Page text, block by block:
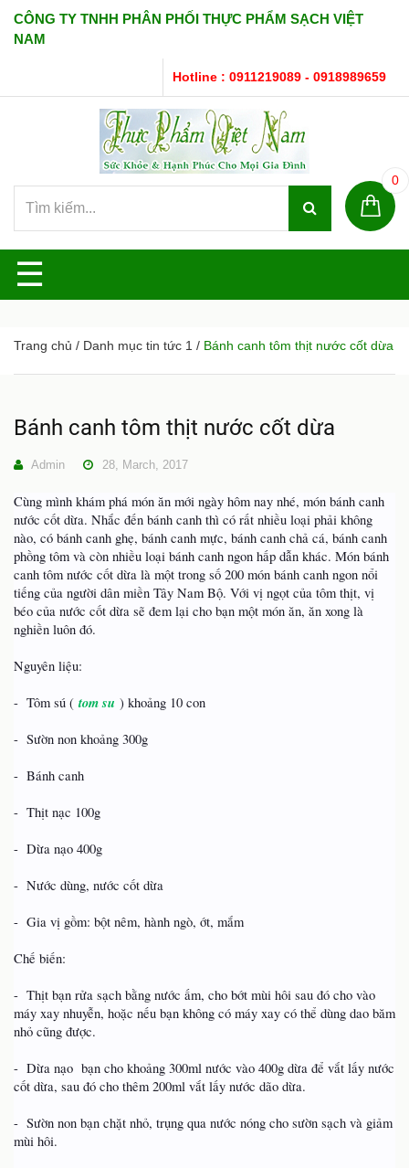
CÔNG TY TNHH PHÂN PHỐI THỰC PHẨM SẠCH VIỆT
NAM
Hotline : 0911219089 - 0918989659
0
☰
Trang chủ / Danh mục tin tức 1 / Bánh canh tôm thịt nước cốt dừa
Bánh canh tôm thịt nước cốt dừa
Admin 28, March, 2017
Cùng mình khám phá món ăn mới ngày hôm nay nhé, món bánh canh
nước cốt dừa. Nhắc đến bánh canh thì có rất nhiều loại phải không
nào, có bánh canh ghẹ, bánh canh mực, bánh canh chả cá, bánh canh
phồng tôm và còn nhiều loại bánh canh ngon hấp dẫn khác. Món bánh
canh tôm nước cốt dừa là một trong số 200 món bánh canh ngon nổi
tiếng của người dân miền Tây Nam Bộ. Với vị ngọt của tôm thịt, vị
béo của nước cốt dừa sẽ đem lại cho bạn một món ăn, ăn xong là
nghiền luôn đó.
Nguyên liệu:
- Tôm sú ( tom su ) khoảng 10 con
- Sườn non khoảng 300g
- Bánh canh
- Thịt nạc 100g
- Dừa nạo 400g
- Nước dùng, nước cốt dừa
- Gia vị gồm: bột nêm, hành ngò, ớt, mắm
Chế biến:
- Thịt bạn rửa sạch bằng nước ấm, cho bớt mùi hôi sau đó cho vào
máy xay nhuyễn, hoặc nếu bạn không có máy xay có thể dùng dao băm
nhỏ cũng được.
- Dừa nạo bạn cho khoảng 300ml nước vào 400g dừa để vắt lấy nước
cốt dừa, sau đó cho thêm 200ml vắt lấy nước dão dừa.
- Sườn non bạn chặt nhỏ, trụng qua nước nóng cho sườn sạch và giảm
mùi hôi.